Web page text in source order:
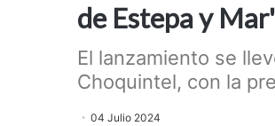
de Estepa y
El lanzamiento se
Choquintel, con la
04 Julio 2024